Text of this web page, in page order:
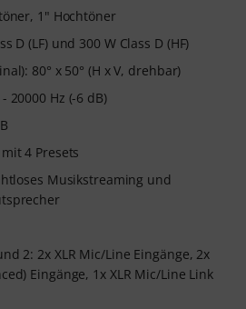
1" Hochtöner
D (LF) und 300 W Class D (HF)
80° x 50° (H x V, drehbar)
20000 Hz (-6 dB)
4 Presets
Musikstreaming und
2: 2x XLR Mic/Line Eingänge, 2x
Eingänge, 1x XLR Mic/Line Link